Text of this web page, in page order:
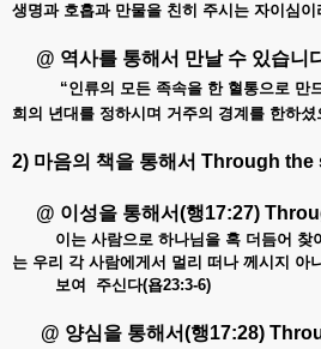
생명과 호흡과 만물을 친히 주시는 자이심이
@ 역사를 통해서 만날 수 있습니
“인류의 모든 족속을 한 혈통으로 만
희의 년대를 정하시며 거주의 경계를 한하셨
2) 마음의 책을 통해서 Through the
@ 이성을 통해서(행17:27)
이는 사람으로 하나님을 혹 더듬어 찾
는 우리 각 사람에게서 멀리 떠나 께시지 아
보여 주신다(욥23:3-6)
@ 양심을 통해서(행17:28)